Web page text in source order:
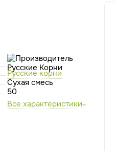
Русские корни
Сухая смесь
50
Все характеристики